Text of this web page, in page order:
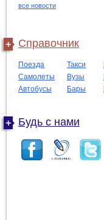
все новости
Справочник
Поезда Такси
Самолеты
Вузы
Автобусы
Бары
Будь с нами